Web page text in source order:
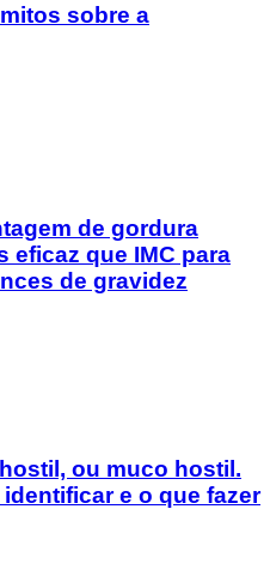
sobre a
de gordura
eficaz que IMC para
de gravidez
ou muco hostil.
e o que fazer